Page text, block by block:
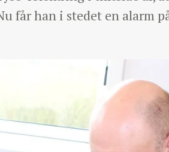
får han i stedet en alarm